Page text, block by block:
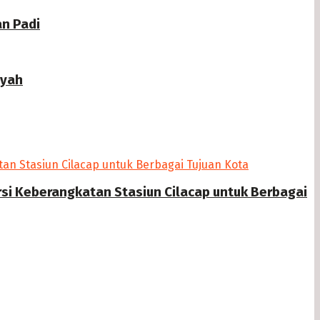
Padi
Keberangkatan Stasiun Cilacap untuk Berbagai